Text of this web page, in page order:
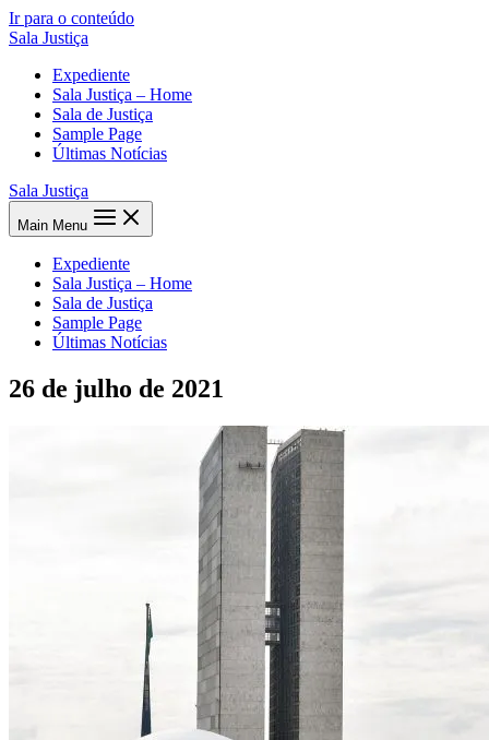
Ir para o conteúdo
Sala Justiça
Expediente
Sala Justiça – Home
Sala de Justiça
Sample Page
Últimas Notícias
Sala Justiça
Main Menu
Expediente
Sala Justiça – Home
Sala de Justiça
Sample Page
Últimas Notícias
26 de julho de 2021